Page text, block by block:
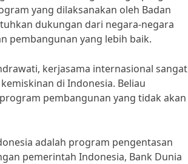
yang dilaksanakan oleh Badan
dukungan dari negara-negara
pembangunan yang lebih baik.
kerjasama internasional sangat
di Indonesia. Beliau
pembangunan yang tidak akan
adalah program pengentasan
pemerintah Indonesia, Bank Dunia